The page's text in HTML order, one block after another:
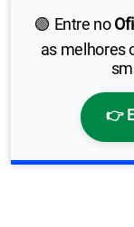
🟢 Entre no
as melhores
👉